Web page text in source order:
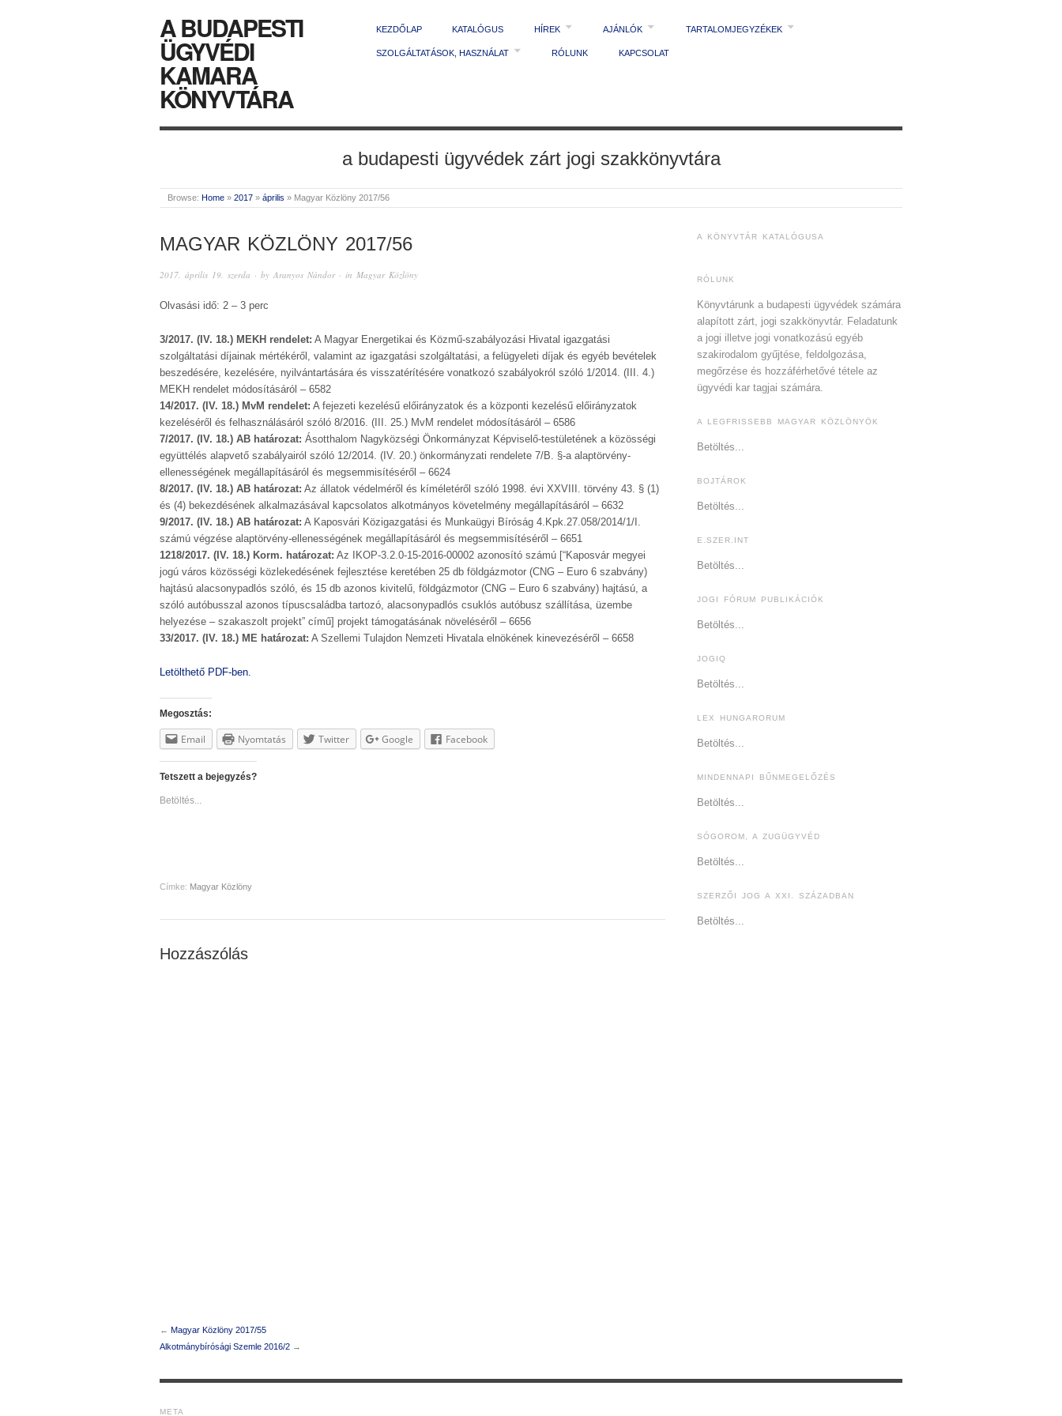
A BUDAPESTI
ÜGYVÉDI
KAMARA
KÖNYVTÁRA
KEZDŐLAP KATALÓGUS HÍREK AJÁNLÓK TARTALOMJEGYZÉKEK
SZOLGÁLTATÁSOK, HASZNÁLAT RÓLUNK KAPCSOLAT
a budapesti ügyvédek zárt jogi szakkönyvtára
Browse: Home » 2017 » április » Magyar Közlöny 2017/56
MAGYAR KÖZLÖNY 2017/56
2017. április 19. szerda · by Aranyos Nándor· in Magyar Közlöny
Olvasási idő: 2 – 3 perc
3/2017. (IV. 18.) MEKH rendelet: A Magyar Energetikai és Közmű-szabályozási Hivatal igazgatási
szolgáltatási díjainak mértékéről, valamint az igazgatási szolgáltatási, a felügyeleti díjak és egyéb bevételek
beszedésére, kezelésére, nyilvántartására és visszatérítésére vonatkozó szabályokról szóló 1/2014. (III. 4.)
MEKH rendelet módosításáról – 6582
14/2017. (IV. 18.) MvM rendelet: A fejezeti kezelésű előirányzatok és a központi kezelésű előirányzatok
kezeléséről és felhasználásáról szóló 8/2016. (III. 25.) MvM rendelet módosításáról – 6586
7/2017. (IV. 18.) AB határozat: Ásotthalom Nagyközségi Önkormányzat Képviselő-testületének a közösségi
együttélés alapvető szabályairól szóló 12/2014. (IV. 20.) önkormányzati rendelete 7/B. §-a alaptörvény-
ellenességének megállapításáról és megsemmisítéséről – 6624
8/2017. (IV. 18.) AB határozat: Az állatok védelméről és kíméletéről szóló 1998. évi XXVIII. törvény 43. § (1)
és (4) bekezdésének alkalmazásával kapcsolatos alkotmányos követelmény megállapításáról – 6632
9/2017. (IV. 18.) AB határozat: A Kaposvári Közigazgatási és Munkaügyi Bíróság 4.Kpk.27.058/2014/1/I.
számú végzése alaptörvény-ellenességének megállapításáról és megsemmisítéséről – 6651
1218/2017. (IV. 18.) Korm. határozat: Az IKOP-3.2.0-15-2016-00002 azonosító számú [“Kaposvár megyei
jogú város közösségi közlekedésének fejlesztése keretében 25 db földgázmotor (CNG – Euro 6 szabvány)
hajtású alacsonypadlós szóló, és 15 db azonos kivitelű, földgázmotor (CNG – Euro 6 szabvány) hajtású, a
szóló autóbusszal azonos típuscsaládba tartozó, alacsonypadlós csuklós autóbusz szállítása, üzembe
helyezése – szakaszolt projekt” című] projekt támogatásának növeléséről – 6656
33/2017. (IV. 18.) ME határozat: A Szellemi Tulajdon Nemzeti Hivatala elnökének kinevezéséről – 6658
Letölthető PDF-ben.
Megosztás:
Email Nyomtatás Twitter Google Facebook
Tetszett a bejegyzés?
Betöltés...
Címke: Magyar Közlöny
Hozzászólás
← Magyar Közlöny 2017/55
Alkotmánybírósági Szemle 2016/2 →
A KÖNYVTÁR KATALÓGUSA
RÓLUNK
Könyvtárunk a budapesti ügyvédek számára
alapított zárt, jogi szakkönyvtár. Feladatunk
a jogi illetve jogi vonatkozású egyéb
szakirodalom gyűjtése, feldolgozása,
megőrzése és hozzáférhetővé tétele az
ügyvédi kar tagjai számára.
A LEGFRISSEBB MAGYAR KÖZLÖNYÖK
Betöltés...
BOJTÁROK
Betöltés...
E.SZER.INT
Betöltés...
JOGI FÓRUM PUBLIKÁCIÓK
Betöltés...
JOGIQ
Betöltés...
LEX HUNGARORUM
Betöltés...
MINDENNAPI BŰNMEGELŐZÉS
Betöltés...
SÓGOROM, A ZUGÜGYVÉD
Betöltés...
SZERZŐI JOG A XXI. SZÁZADBAN
Betöltés...
META